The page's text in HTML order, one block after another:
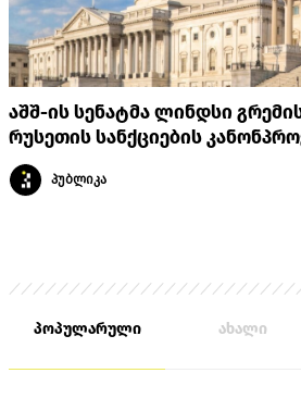
აშშ-ის სენატმა ლინდსი
რუსეთის სანქციების
პუბლიკა
პოპულარული ახალი